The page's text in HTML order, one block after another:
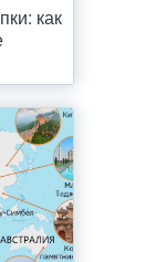
как